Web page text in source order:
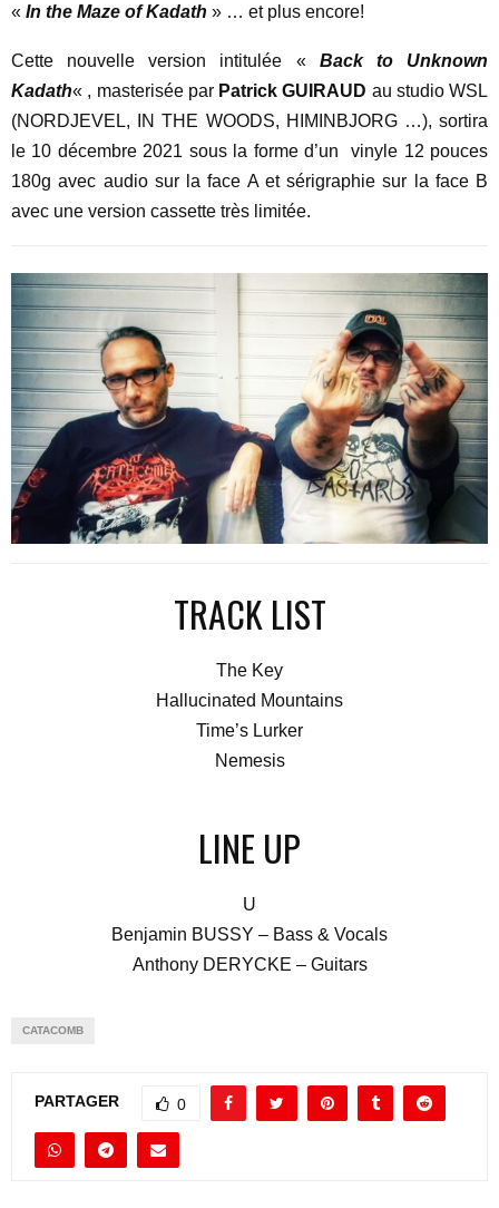
« In the Maze of Kadath » … et plus encore!
Cette nouvelle version intitulée « Back to Unknown
Kadath« , masterisée par Patrick GUIRAUD au studio WSL
(NORDJEVEL, IN THE WOODS, HIMINBJORG …), sortira
le 10 décembre 2021 sous la forme d’un vinyle 12 pouces
180g avec audio sur la face A et sérigraphie sur la face B
avec une version cassette très limitée.
TRACK LIST
The Key
Hallucinated Mountains
Time’s Lurker
Nemesis
LINE UP
U
Benjamin BUSSY – Bass & Vocals
Anthony DERYCKE – Guitars
CATACOMB
PARTAGER 0